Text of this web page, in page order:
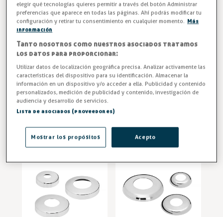
Base para tubo
inoxidable para
pasamanos
40x40mm
RAILFORM
Valona INOX
Entrega entre 5 y 7
barandilla con
valona inox Ø43 y
Ø50,8mm
RAILFORM
Bases de Fijación al Suelo
Entrega entre 5 y 7
elegir qué tecnologías quieres permitir a través del botón Administrar
preferencias que aparece en todas las páginas. Ahí podrás modificar tu
configuración y retirar tu consentimiento en cualquier momento. Más
información
Tanto nosotros como nuestros asociados tratamos
los datos para proporcionar:
Utilizar datos de localización geográfica precisa. Analizar activamente las
características del dispositivo para su identificación. Almacenar la
información en un dispositivo y/o acceder a ella. Publicidad y contenido
personalizados, medición de publicidad y contenido, investigación de
audiencia y desarrollo de servicios.
Lista de asociados (proveedores)
Acepto
Mostrar los propósitos